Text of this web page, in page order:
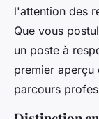
l'attention des
Que vous
un poste à
premier
parcours